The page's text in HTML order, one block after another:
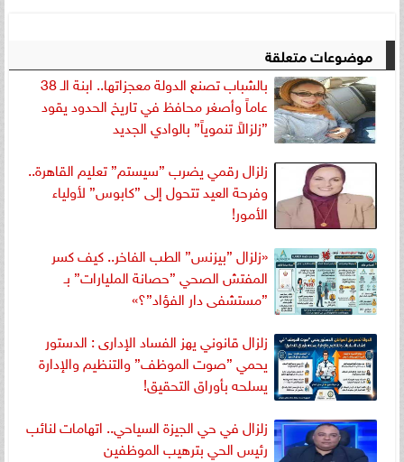
موضوعات متعلقة
بالشباب تصنع الدولة معجزاتها.. ابنة الـ 38
عاماً وأصغر محافظ في تاريخ الحدود يقود
”زلزالاً تنموياً” بالوادي الجديد
زلزال رقمي يضرب ”سيستم” تعليم القاهرة..
وفرحة العيد تتحول إلى ”كابوس” لأولياء
الأمور!
«زلزال ”بيزنس” الطب الفاخر.. كيف كسر
المفتش الصحي ”حصانة المليارات” بـ
”مستشفى دار الفؤاد”؟»
زلزال قانوني يهز الفساد الإدارى : الدستور
يحمي ”صوت الموظف” والتنظيم والإدارة
يسلحه بأوراق التحقيق!
زلزال في حي الجيزة السياحي.. اتهامات لنائب
رئيس الحي بترهيب الموظفين